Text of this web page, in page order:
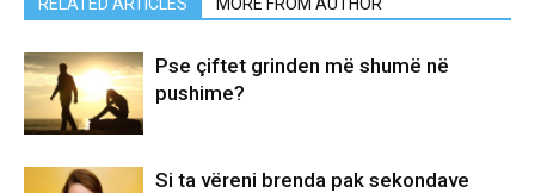
Pse çiftet grinden më shumë në
pushime?
Si ta vëreni brenda pak sekondave